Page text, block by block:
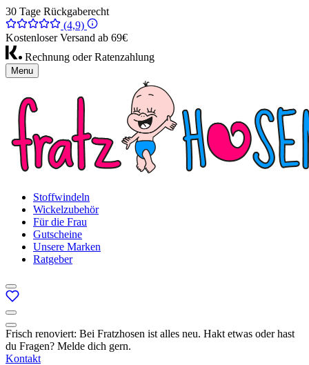
30 Tage Rückgaberecht
(4,9)
Kostenloser Versand ab 69€
Rechnung oder Ratenzahlung
Menu
Stoffwindeln
Wickelzubehör
Für die Frau
Gutscheine
Unsere Marken
Ratgeber
Frisch renoviert: Bei Fratzhosen ist alles neu. Hakt etwas oder hast
du Fragen? Melde dich gern.
Kontakt